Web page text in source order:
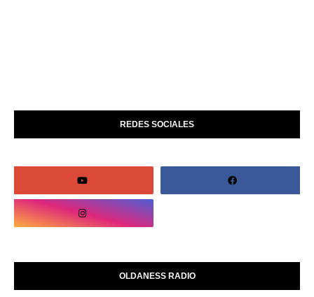
REDES SOCIALES
OLDANESS RADIO